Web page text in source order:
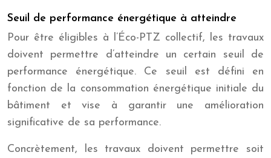
Seuil de performance énergétique à atteindre
Pour être éligibles à l’Éco-PTZ collectif, les travaux
doivent permettre d’atteindre un certain seuil de
performance énergétique. Ce seuil est défini en
fonction de la consommation énergétique initiale du
bâtiment et vise à garantir une amélioration
significative de sa performance.
Concrètement, les travaux doivent permettre soit